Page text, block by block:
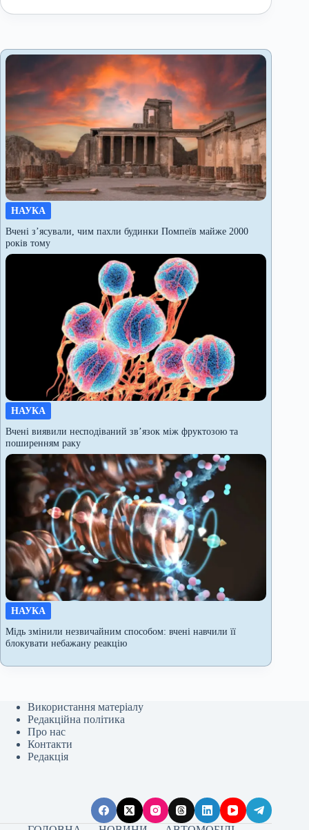
НАУКА
Вчені з’ясували, чим пахли будинки Помпеїв майже 2000
років тому
НАУКА
Вчені виявили несподіваний зв’язок між фруктозою та
поширенням раку
НАУКА
Мідь змінили незвичайним способом: вчені навчили її
блокувати небажану реакцію
Використання матеріалу
Редакційна політика
Про нас
Контакти
Редакція